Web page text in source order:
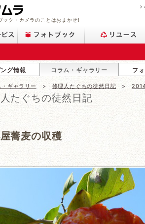
ック・カメラのことはおまかせ!
グ情報 コラム・ギャラリー フ
ギャラリー 修理人たぐちの徒然日記
たぐちの徒然日記
蕎麦の収穫